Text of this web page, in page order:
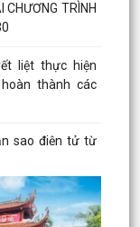
CHƯƠNG TRÌNH
liệt thực hiện
thành các
sao điện tử từ
27/7/2026
việc thông tin,